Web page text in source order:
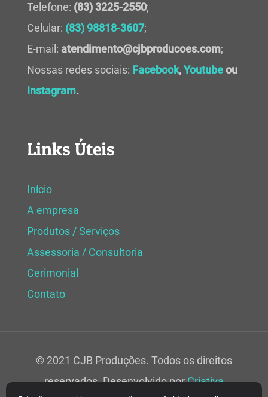
Telefone: (83) 3225-2550;
Celular: (83) 98818-3607;
E-mail: atendimento@cjbproducoes.com;
Nossas redes sociais: Facebook,Youtubeou
Instagram.
Links Úteis
Início
A empresa
Produtos / Serviços
Assessoria / Consultoria
Cerimonial
Contato
© 2021 CJB Produções. Todos os direitos
reservados. Desenvolvido porCriativa